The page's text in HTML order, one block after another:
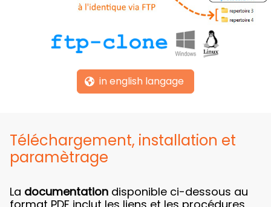
in english langage
Téléchargement, installation et
paramètrage
La documentation disponible ci-dessous au